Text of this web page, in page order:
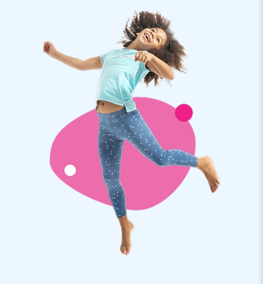
zijn volgens de NEN-EN 15649:2009 veiligheids- en
kwaliteitsnorm gecertificeerd. Bij elke attractie ontvang je
een erkend keuringscertificaat, blower, logboek en een
duidelijke handleiding. Uiteraard heeft iedere attractie
meerdere verankerpunten, waar verankermateriaal aan
bevestigd dient te worden zodat de attractie op zijn plaats
blijft. Je ziet het: overal is aan gedacht.
JB’s hoge kwaliteitseisen
We maken gebruik van PVC doeken van 900 gram/m2 die
hoogfrequent gelast zijn, om de kwaliteit van onze producten
te garanderen. De PVC doeken hebben een handige
beschermlaag die bestand is tegen chloor en invloeden van
open water. Dit zorgt voor duurzame producten, die ook nog
eens gemakkelijk schoon te houden zijn. Je krijgt één jaar
garantie op de Nijlpaard Run met slide.
Koop de Nijlpaard stormbaan met glijbaan en bezorg jouw